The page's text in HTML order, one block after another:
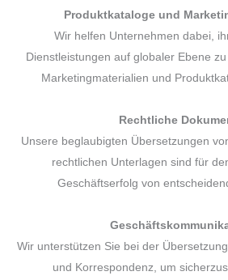
Produktkataloge und
Wir helfen Unternehmen dabei,
Dienstleistungen auf globaler Ebene
Marketingmaterialien und
Rechtliche
Unsere beglaubigten Übersetzungen
rechtlichen Unterlagen sind für
Geschäftserfolg von
Wir unterstützen Sie bei der
und Korrespondenz, um